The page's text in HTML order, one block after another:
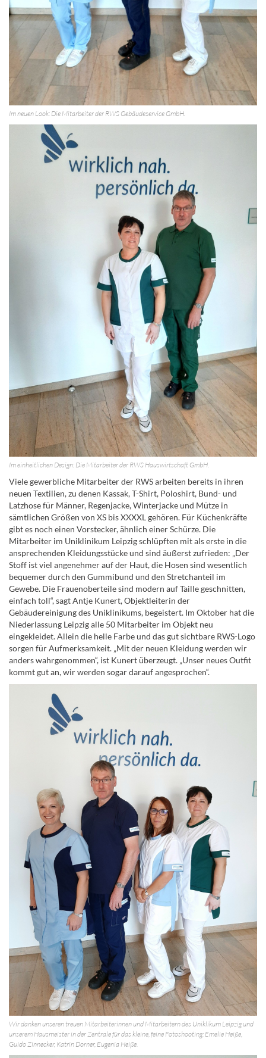
Im neuen Look: Die Mitarbeiter der RWS Gebäudeservice GmbH.
Im einheitlichen Design: Die Mitarbeiter der RWS Hauswirtschaft GmbH.
Viele gewerbliche Mitarbeiter der RWS arbeiten bereits in ihren
neuen Textilien, zu denen Kassak, T-Shirt, Poloshirt, Bund- und
Latzhose für Männer, Regenjacke, Winterjacke und Mütze in
sämtlichen Größen von XS bis XXXXL gehören. Für Küchenkräfte
gibt es noch einen Vorstecker, ähnlich einer Schürze. Die
Mitarbeiter im Uniklinikum Leipzig schlüpften mit als erste in die
ansprechenden Kleidungsstücke und sind äußerst zufrieden: „Der
Stoff ist viel angenehmer auf der Haut, die Hosen sind wesentlich
bequemer durch den Gummibund und den Stretchanteil im
Gewebe. Die Frauenoberteile sind modern auf Taille geschnitten,
einfach toll“, sagt Antje Kunert, Objektleiterin der
Gebäudereinigung des Uniklinikums, begeistert. Im Oktober hat die
Niederlassung Leipzig alle 50 Mitarbeiter im Objekt neu
eingekleidet. Allein die helle Farbe und das gut sichtbare RWS-Logo
sorgen für Aufmerksamkeit. „Mit der neuen Kleidung werden wir
anders wahrgenommen“, ist Kunert überzeugt. „Unser neues Outfit
kommt gut an, wir werden sogar darauf angesprochen“.
Wir danken unseren treuen Mitarbeiterinnen und Mitarbeitern des Uniklikum Leipzig und
unserem Hausmeister in der Zentrale für das kleine, feine Fotoshooting: Emelie Heiße,
Guido Zinnecker, Katrin Dorner, Eugenia Heiße.